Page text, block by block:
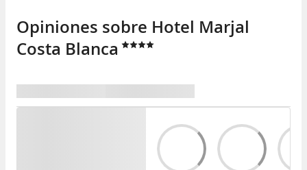
Opiniones sobre Hotel Marjal
Costa Blanca